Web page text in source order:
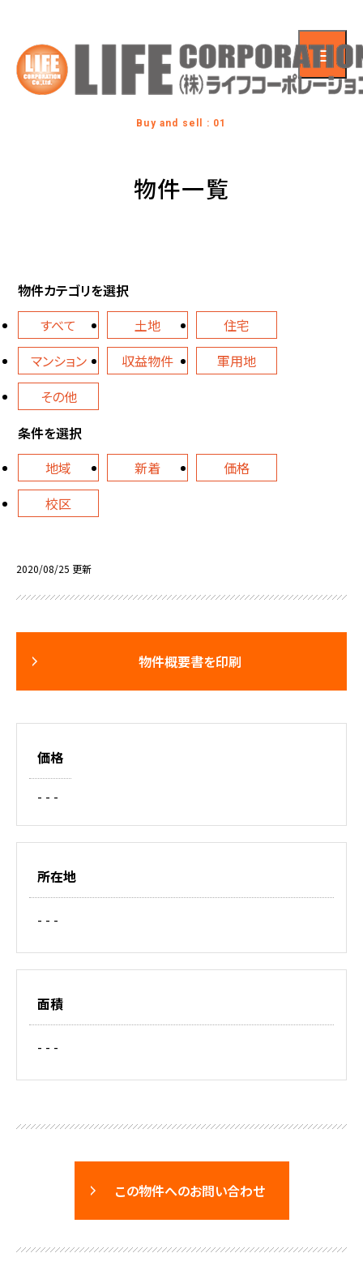
Buy and sell : 01
物件一覧
物件カテゴリを選択
すべて
土地
住宅
マンション
収益物件
軍用地
その他
条件を選択
地域
新着
価格
校区
2020/08/25 更新
物件概要書を印刷
価格
- - -
所在地
- - -
面積
- - -
この物件へのお問い合わせ